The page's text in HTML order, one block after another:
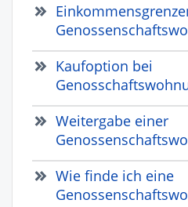
Kaufoption bei
Weitergabe einer
Wie finde ich eine